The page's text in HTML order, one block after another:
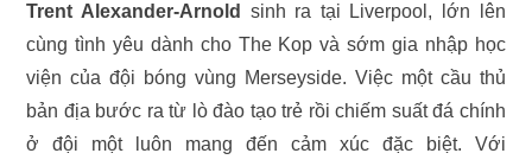
Trent Alexander-Arnold
sinh ra tại Liverpool, lớn lên
cùng tình yêu dành cho The Kop và sớm gia nhập học
viện của đội bóng vùng Merseyside. Việc một cầu thủ
bản địa bước ra từ lò đào tạo trẻ rồi chiếm suất đá chính
ở đội một luôn mang đến cảm xúc đặc biệt. Với